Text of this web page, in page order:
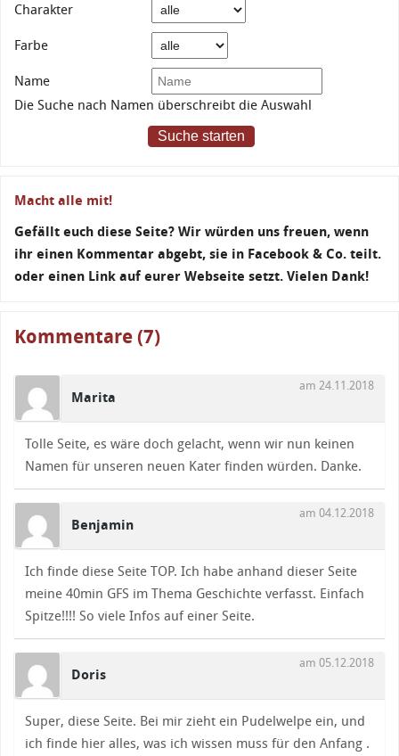
Charakter
Farbe
Name
Die Suche nach Namen überschreibt die Auswahl
Suche starten
Macht alle mit!
Gefällt euch diese Seite? Wir würden uns freuen, wenn
ihr einen Kommentar abgebt, sie in Facebook & Co. teilt.
oder einen Link auf eurer Webseite setzt. Vielen Dank!
Kommentare (7)
Marita
am 24.11.2018
Tolle Seite, es wäre doch gelacht, wenn wir nun keinen
Namen für unseren neuen Kater finden würden. Danke.
Benjamin
am 04.12.2018
Ich finde diese Seite TOP. Ich habe anhand dieser Seite
meine 40min GFS im Thema Geschichte verfasst. Einfach
Spitze!!!! So viele Infos auf einer Seite.
Doris
am 05.12.2018
Super, diese Seite. Bei mir zieht ein Pudelwelpe ein, und
ich finde hier alles, was ich wissen muss für den Anfang .